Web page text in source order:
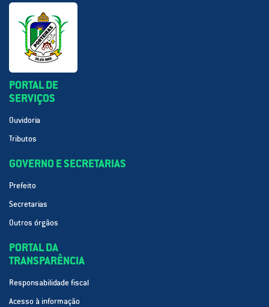
PORTAL DE
SERVIÇOS
Ouvidoria
Tributos
GOVERNO E SECRETARIAS
Prefeito
Secretarias
Outros órgãos
PORTAL DA
TRANSPARÊNCIA
Responsabilidade fiscal
Acesso à informação